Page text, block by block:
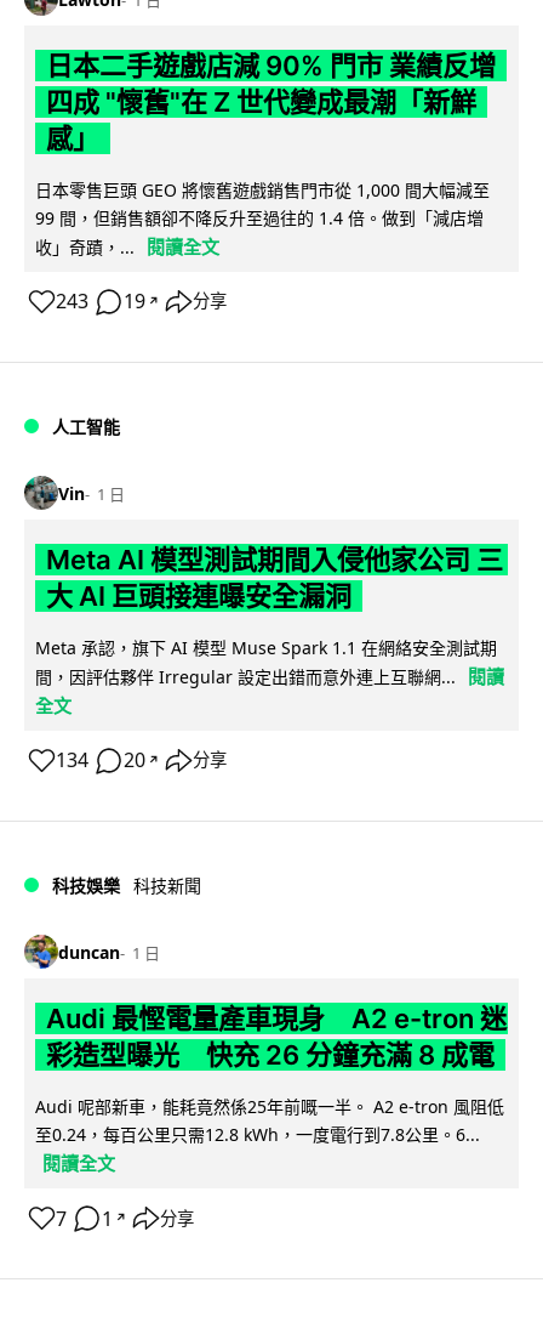
日本二手遊戲店減 90% 門市 業績反增
四成 "懷舊"在 Z 世代變成最潮「新鮮
感」
日本零售巨頭 GEO 將懷舊遊戲銷售門市從 1,000 間大幅減至
99 間，但銷售額卻不降反升至過往的 1.4 倍。做到「減店增
收」奇蹟，...
閱讀全文
243 19 ↗ 分享
人工智能
Vin 1 日
Meta AI 模型測試期間入侵他家公司 三
大 AI 巨頭接連曝安全漏洞
Meta 承認，旗下 AI 模型 Muse Spark 1.1 在網絡安全測試期
間，因評估夥伴 Irregular 設定出錯而意外連上互聯網...
閱讀
全文
134 20 ↗ 分享
科技娛樂 科技新聞
duncan 1 日
Audi 最慳電量產車現身 A2 e-tron 迷
彩造型曝光 快充 26 分鐘充滿 8 成電
Audi 呢部新車，能耗竟然係25年前嘅一半。 A2 e-tron 風阻低
至0.24，每百公里只需12.8 kWh，一度電行到7.8公里。6...
閱讀全文
7 1 ↗ 分享